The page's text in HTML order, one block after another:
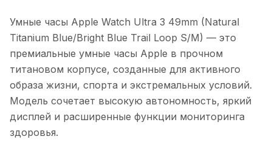
Умные часы Apple Watch Ultra 3 49mm (Natural
Titanium Blue/Bright Blue Trail Loop S/M) — это
премиальные умные часы Apple в прочном
титановом корпусе, созданные для активного
образа жизни, спорта и экстремальных условий.
Модель сочетает высокую автономность, яркий
дисплей и расширенные функции мониторинга
здоровья.